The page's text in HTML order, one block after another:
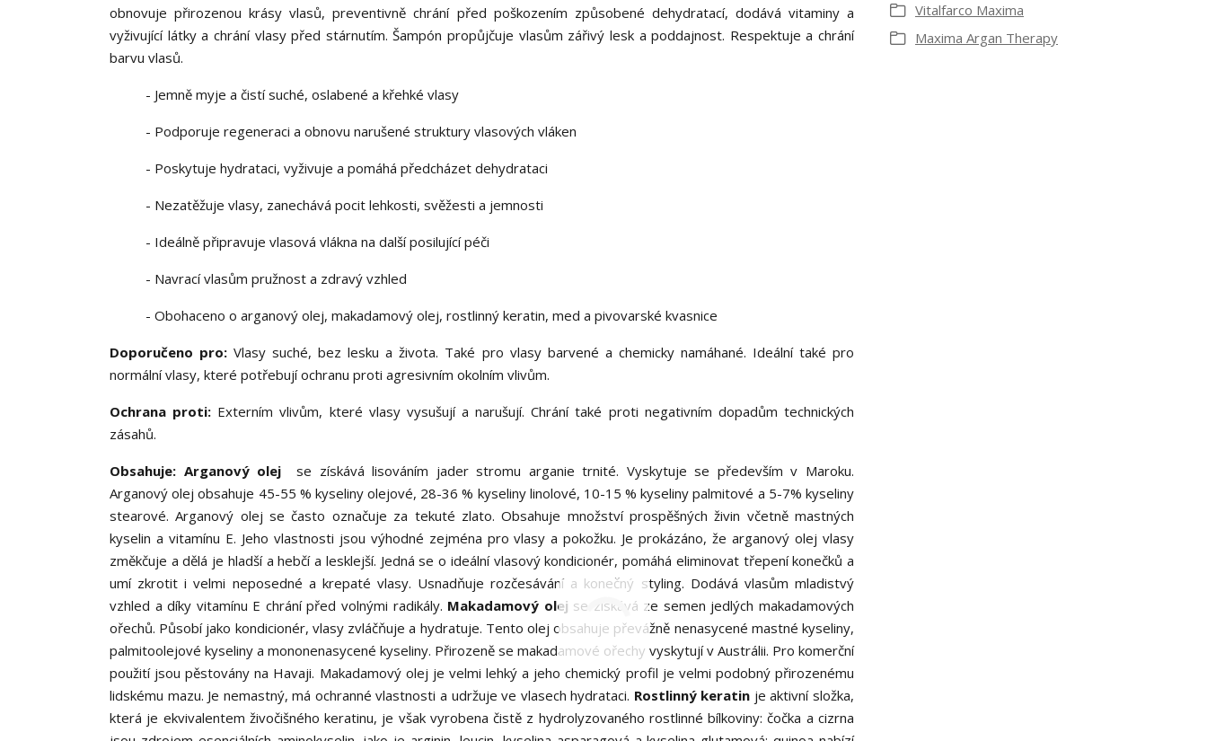
obnovuje přirozenou krásy vlasů, preventivně chrání před poškozením způsobené dehydratací, dodává vitaminy a
vyživující látky a chrání vlasy před stárnutím. Šampón propůjčuje vlasům zářivý lesk a poddajnost. Respektuje a chrání
barvu vlasů.
- Jemně myje a čistí suché, oslabené a křehké vlasy
- Podporuje regeneraci a obnovu narušené struktury vlasových vláken
- Poskytuje hydrataci, vyživuje a pomáhá předcházet dehydrataci
- Nezatěžuje vlasy, zanechává pocit lehkosti, svěžesti a jemnosti
- Ideálně připravuje vlasová vlákna na další posilující péči
- Navrací vlasům pružnost a zdravý vzhled
- Obohaceno o arganový olej, makadamový olej, rostlinný keratin, med a pivovarské kvasnice
Doporučeno pro: Vlasy suché, bez lesku a života. Také pro vlasy barvené a chemicky namáhané. Ideální také pro
normální vlasy, které potřebují ochranu proti agresivním okolním vlivům.
Ochrana proti: Externím vlivům, které vlasy vysušují a narušují. Chrání také proti negativním dopadům technických
zásahů.
Obsahuje: Arganový olej se získává lisováním jader stromu arganie trnité. Vyskytuje se především v Maroku.
Arganový olej obsahuje 45-55 % kyseliny olejové, 28-36 % kyseliny linolové, 10-15 % kyseliny palmitové a 5-7% kyseliny
stearové. Arganový olej se často označuje za tekuté zlato. Obsahuje množství prospěšných živin včetně mastných
kyselin a vitamínu E. Jeho vlastnosti jsou výhodné zejména pro vlasy a pokožku. Je prokázáno, že arganový olej vlasy
změkčuje a dělá je hladší a hebčí a lesklejší. Jedná se o ideální vlasový kondicionér, pomáhá eliminovat třepení konečků a
umí zkrotit i velmi neposedné a krepaté vlasy. Usnadňuje rozčesávání a konečný styling. Dodává vlasům mladistvý
vzhled a díky vitamínu E chrání před volnými radikály. Makadamový olej se získává ze semen jedlých makadamových
ořechů. Působí jako kondicionér, vlasy zvláčňuje a hydratuje. Tento olej obsahuje převážně nenasycené mastné kyseliny,
palmitoolejové kyseliny a mononenasycené kyseliny. Přirozeně se makadamové ořechy vyskytují v Austrálii. Pro komerční
použití jsou pěstovány na Havaji. Makadamový olej je velmi lehký a jeho chemický profil je velmi podobný přirozenému
lidskému mazu. Je nemastný, má ochranné vlastnosti a udržuje ve vlasech hydrataci. Rostlinný keratin je aktivní složka,
která je ekvivalentem živočišného keratinu, je však vyrobena čistě z hydrolyzovaného rostlinné bílkoviny: čočka a cizrna
Vitalfarco Maxima
Maxima Argan Therapy